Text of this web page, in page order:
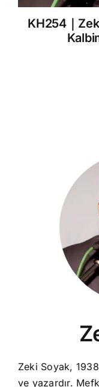
KH254｜
Zeki Soyak,
ve yazardır.